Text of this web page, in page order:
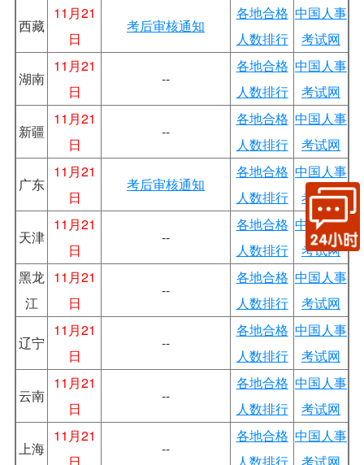
西藏
11月21
日
考后审核通知
各地合格
人数排行
中国人事
考试网
湖南
11月21
日
--
各地合格
人数排行
中国人事
考试网
新疆
11月21
日
--
各地合格
人数排行
中国人事
考试网
广东
11月21
日
考后审核通知
各地合格
人数排行
中国人事
考试网
天津
11月21
日
--
各地合格
人数排行
中国人事
考试网
黑龙
江
11月21
日
--
各地合格
人数排行
中国人事
考试网
辽宁
11月21
日
--
各地合格
人数排行
中国人事
考试网
云南
11月21
日
--
各地合格
人数排行
中国人事
考试网
上海
11月21
日
--
各地合格
人数排行
中国人事
考试网